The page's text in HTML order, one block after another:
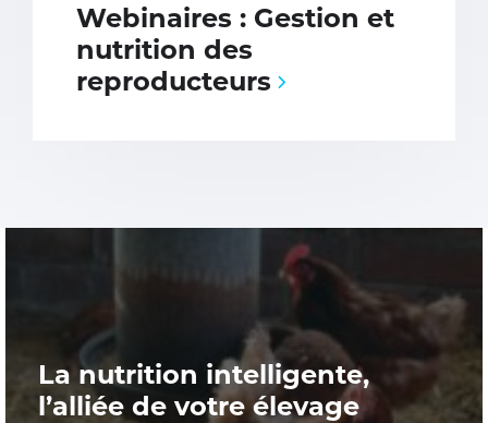
Webinaires : Gestion et
nutrition des
reproducteurs
La nutrition intelligente,
l’alliée de votre élevage